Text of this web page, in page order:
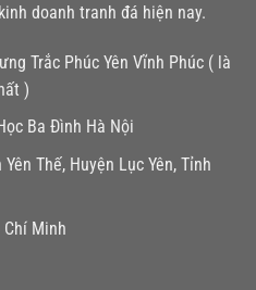
doanh tranh đá hiện nay.
Trắc Phúc Yên Vĩnh Phúc ( là
)
Ba Đình Hà Nội
Thế, Huyện Lục Yên, Tỉnh
Minh